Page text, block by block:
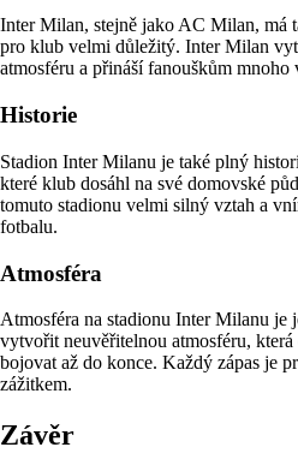
Inter Milan, stejně jako AC Milan, má
pro klub velmi důležitý. Inter Milan
atmosféru a přináší fanouškům mnoho
Historie
Stadion Inter Milanu je také plný
které klub dosáhl na své domovské
tomuto stadionu velmi silný vztah a
fotbalu.
Atmosféra
Atmosféra na stadionu Inter Milanu je
vytvořit neuvěřitelnou atmosféru,
bojovat až do konce. Každý zápas je
zážitkem.
Závěr